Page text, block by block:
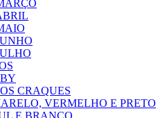
CRAQUES
VERMELHO E PRETO